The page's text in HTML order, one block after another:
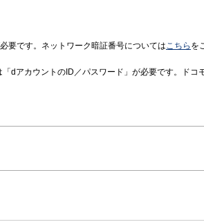
要です。ネットワーク暗証番号についてはこちら を
dアカウントのID／パスワード」が必要です。ドコ